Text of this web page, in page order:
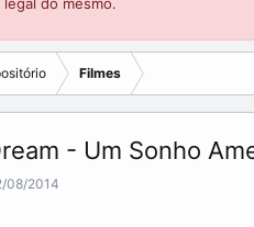
do mesmo.
Filmes
- Um Sonho
08/2014